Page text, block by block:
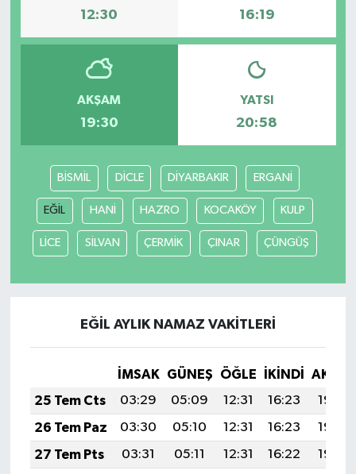
12:30 16:19
AKŞAM
19:30
YATSI
20:58
BİSMİL DİCLE DİYARBAKIR ERGANİ
EĞİL HANİ HAZRO KOCAKÖY KULP
LİCE SİLVAN ÇERMİK ÇINAR ÇÜNGÜŞ
EĞİL AYLIK NAMAZ VAKITLERI
İMSAK GÜNEŞ ÖĞLE İKINDI
25 Tem Cts
03:29 05:09 12:31 16:23
19:44
26 Tem Paz
03:30 05:10 12:31 16:23
19:43
27 Tem Pts
03:31 05:11 12:31 16:22
19:42